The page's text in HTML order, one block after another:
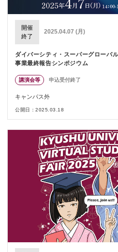
開催
終了
2025.04.07 (月)
ダイバーシティ・スーパーグローバ
事業最終報告シンポジウム
講演会等 申込受付終了
キャンパス外
公開日：2025.03.18